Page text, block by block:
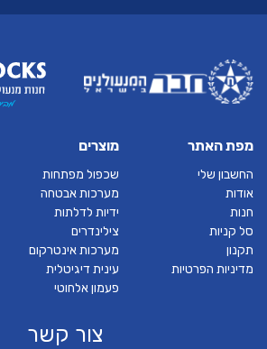
מפת האתר
החשבון שלי
אודות
חנות
סל קניות
תקנון
מדיניות הפרטיות
מוצרים
שכפול מפתחות
מערכות אבטחה
ידיות לדלתות
צילינדרים
מערכות אינטרקום
עינית דיגיטלית
פעמון אלחוטי
צור קשר